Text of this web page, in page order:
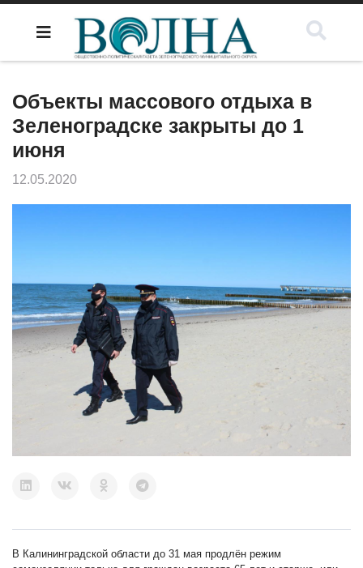
Объекты массового отдыха в
Зеленоградске закрыты до 1
июня
12.05.2020
В Калининградской области до 31 мая продлён режим